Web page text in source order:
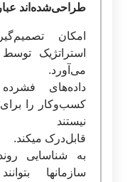
طراحی‌شده‌اند
امکان
استراتژیک
می‌آورد.
داده‌های
کسب‌وکار را برای
نیستند
قابل‌درک می­کند.
به شناسایی
سازمان­ها